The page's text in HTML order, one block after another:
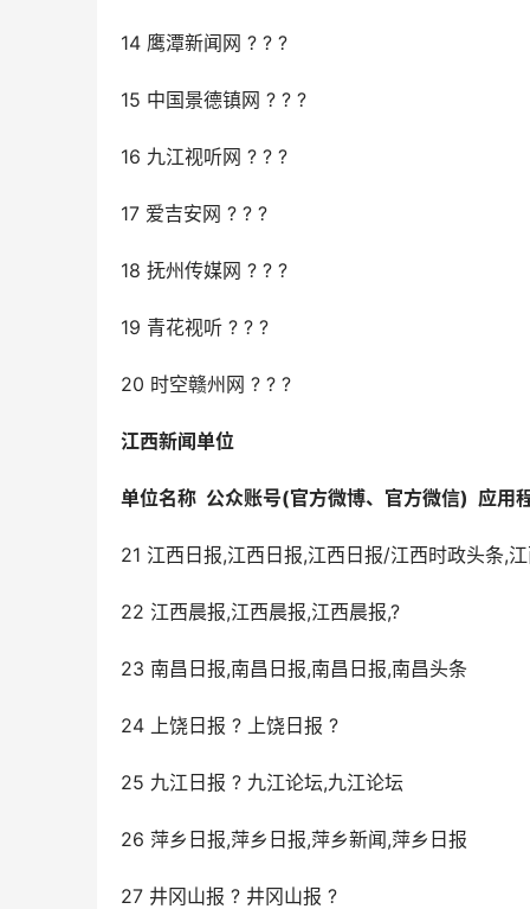
14 鹰潭新闻网 ? ? ?
15 中国景德镇网 ? ? ?
16 九江视听网 ? ? ?
17 爱吉安网 ? ? ?
18 抚州传媒网 ? ? ?
19 青花视听 ? ? ?
20 时空赣州网 ? ? ?
江西新闻单位
单位名称 公众账号(官方微博、 官方微信) 应用
21 江西日报,江西日报,江西日报/江西时政头条,
22 江西晨报,江西晨报,江西晨报,?
23 南昌日报,南昌日报,南昌日报,南昌头条
24 上饶日报 ? 上饶日报 ?
25 九江日报 ? 九江论坛,九江论坛
26 萍乡日报,萍乡日报,萍乡新闻,萍乡日报
27 井冈山报 ? 井冈山报 ?